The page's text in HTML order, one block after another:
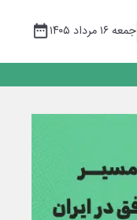
جمعه ۱۶ مرداد ۱۴۰۵